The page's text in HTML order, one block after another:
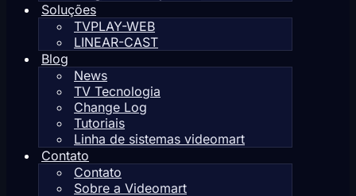
Soluções
TVPLAY-WEB
LINEAR-CAST
Blog
News
TV Tecnologia
Change Log
Tutoriais
Linha de sistemas videomart
Contato
Contato
Sobre a Videomart